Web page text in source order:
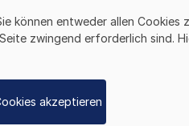
von Zuwendungen
können entweder allen Cookies
zwingend erforderlich sind.
akzeptieren